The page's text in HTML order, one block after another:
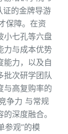
的金牌导游
保障。在资
小七孔等六盘
力与成本优势
能力，以及自
批次研学团队
与高复购率的
争力 与常规
深度融合。
参观”的模